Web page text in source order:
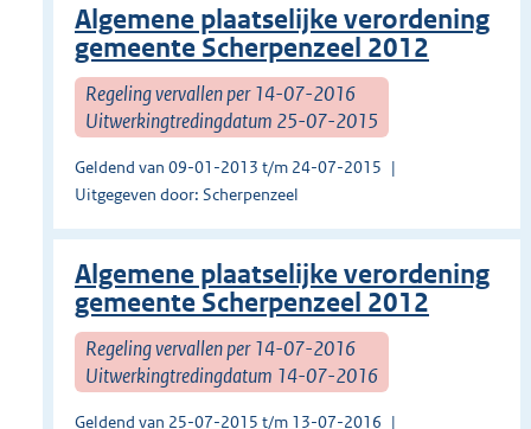
Algemene plaatselijke verordening
gemeente Scherpenzeel 2012
Regeling vervallen per 14-07-2016
Uitwerkingtredingdatum 25-07-2015
Geldend van 09-01-2013 t/m 24-07-2015
Uitgegeven door: Scherpenzeel
Algemene plaatselijke verordening
gemeente Scherpenzeel 2012
Regeling vervallen per 14-07-2016
Uitwerkingtredingdatum 14-07-2016
Geldend van 25-07-2015 t/m 13-07-2016